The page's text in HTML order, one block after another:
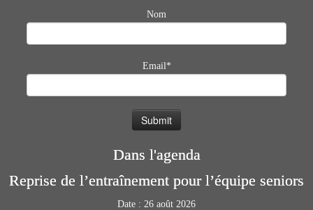
Nom
Email*
Dans l'agenda
Reprise de l’entraînement pour l’équipe seniors
Date : 26 août 2026